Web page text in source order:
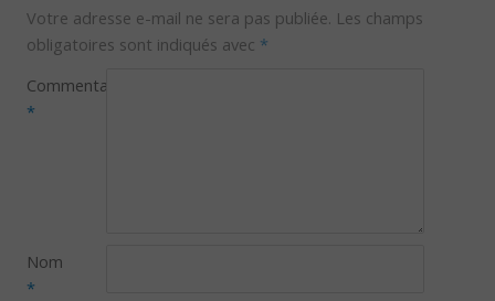
Votre adresse e-mail ne sera pas publiée. Les champs
obligatoires sont indiqués avec *
Commentaire
*
Nom
*